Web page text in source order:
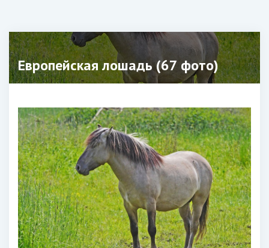
Европейская лошадь (67 фото)